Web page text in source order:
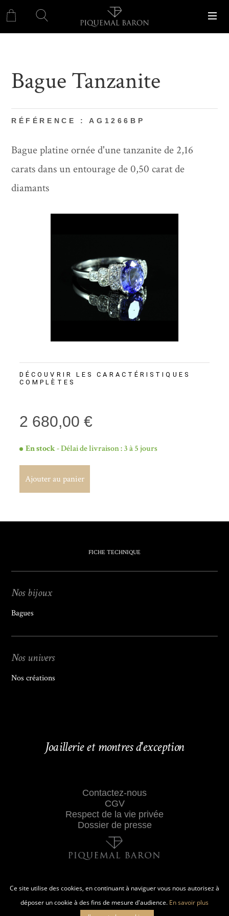
Bague Tanzanite
RÉFÉRENCE : AG1266BP
Bague platine ornée d'une tanzanite de 2,16
carats dans un entourage de 0,50 carat de
diamants
DÉCOUVRIR LES CARACTÉRISTIQUES
COMPLÈTES
2 680,00 €
En stock- Délai de livraison : 3 à 5 jours
Ajouter au panier
Ajouter au panier
FICHE TECHNIQUE
Nos bijoux
Bagues
Nos univers
Nos créations
Joaillerie et montres d'exception
Contactez-nous
CGV
Respect de la vie privée
Dossier de presse
Ce site utilise des cookies, en continuant à naviguer vous nous autorisez à
déposer un cookie à des fins de mesure d'audience. En savoir plus